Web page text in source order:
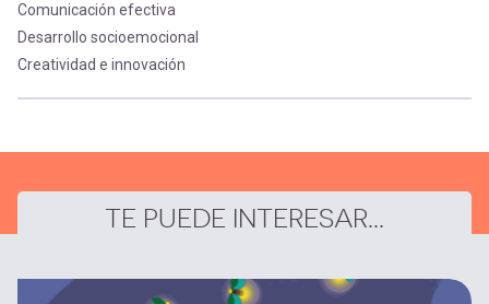
Comunicación efectiva
Desarrollo socioemocional
Creatividad e innovación
TE PUEDE INTERESAR...